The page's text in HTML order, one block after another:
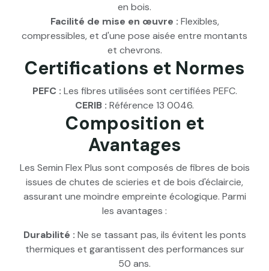
en bois.
Facilité de mise en œuvre : Flexibles,
compressibles, et d'une pose aisée entre montants
et chevrons.
Certifications et Normes
PEFC : Les fibres utilisées sont certifiées PEFC.
CERIB : Référence 13 0046.
Composition et
Avantages
Les Semin Flex Plus sont composés de fibres de bois
issues de chutes de scieries et de bois d'éclaircie,
assurant une moindre empreinte écologique. Parmi
les avantages :
Durabilité : Ne se tassant pas, ils évitent les ponts
thermiques et garantissent des performances sur
50 ans.